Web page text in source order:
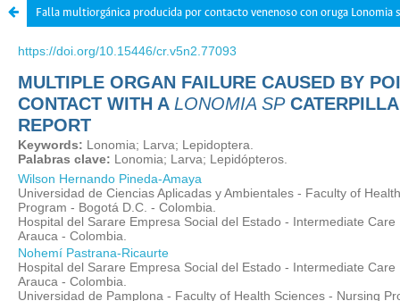
Falla multiorgánica producida por contacto venenoso con oruga Lonomia